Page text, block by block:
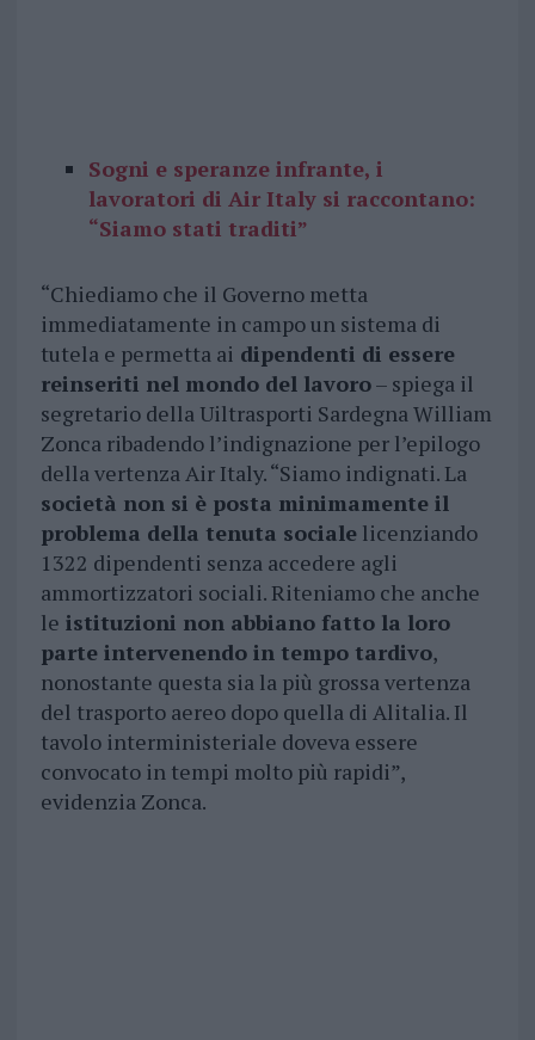
Sogni e speranze infrante, i
lavoratori di Air Italy si raccontano:
“Siamo stati traditi”
“Chiediamo che il Governo metta
immediatamente in campo un sistema di
tutela e permetta ai dipendenti di essere
reinseriti nel mondo del lavoro– spiega il
segretario della Uiltrasporti Sardegna William
Zonca ribadendo l’indignazione per l’epilogo
della vertenza Air Italy. “Siamo indignati. La
società non si è posta minimamente il
problema della tenuta socialelicenziando
1322 dipendenti senza accedere agli
ammortizzatori sociali. Riteniamo che anche
le istituzioni non abbiano fatto la loro
parte intervenendo in tempo tardivo,
nonostante questa sia la più grossa vertenza
del trasporto aereo dopo quella di Alitalia. Il
tavolo interministeriale doveva essere
convocato in tempi molto più rapidi”,
evidenzia Zonca.